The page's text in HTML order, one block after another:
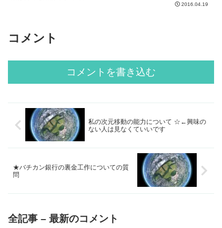
2016.04.19
コメント
コメントを書き込む
私の次元移動の能力について ☆←興味の
ない人は見なくていいです
★バチカン銀行の裏金工作についての質
問
全記事 – 最新のコメント